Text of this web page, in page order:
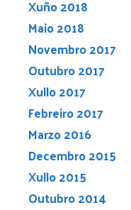
Xuño 2018
Maio 2018
Novembro 2017
Outubro 2017
Xullo 2017
Febreiro 2017
Marzo 2016
Decembro 2015
Xullo 2015
Outubro 2014